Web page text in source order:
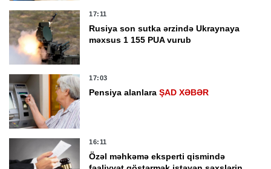
17:11
Rusiya son sutka ərzində Ukraynaya
məxsus 1 155 PUA vurub
17:03
Pensiya alanlaraŞAD XƏBƏR
16:11
Özəl məhkəmə eksperti qismində